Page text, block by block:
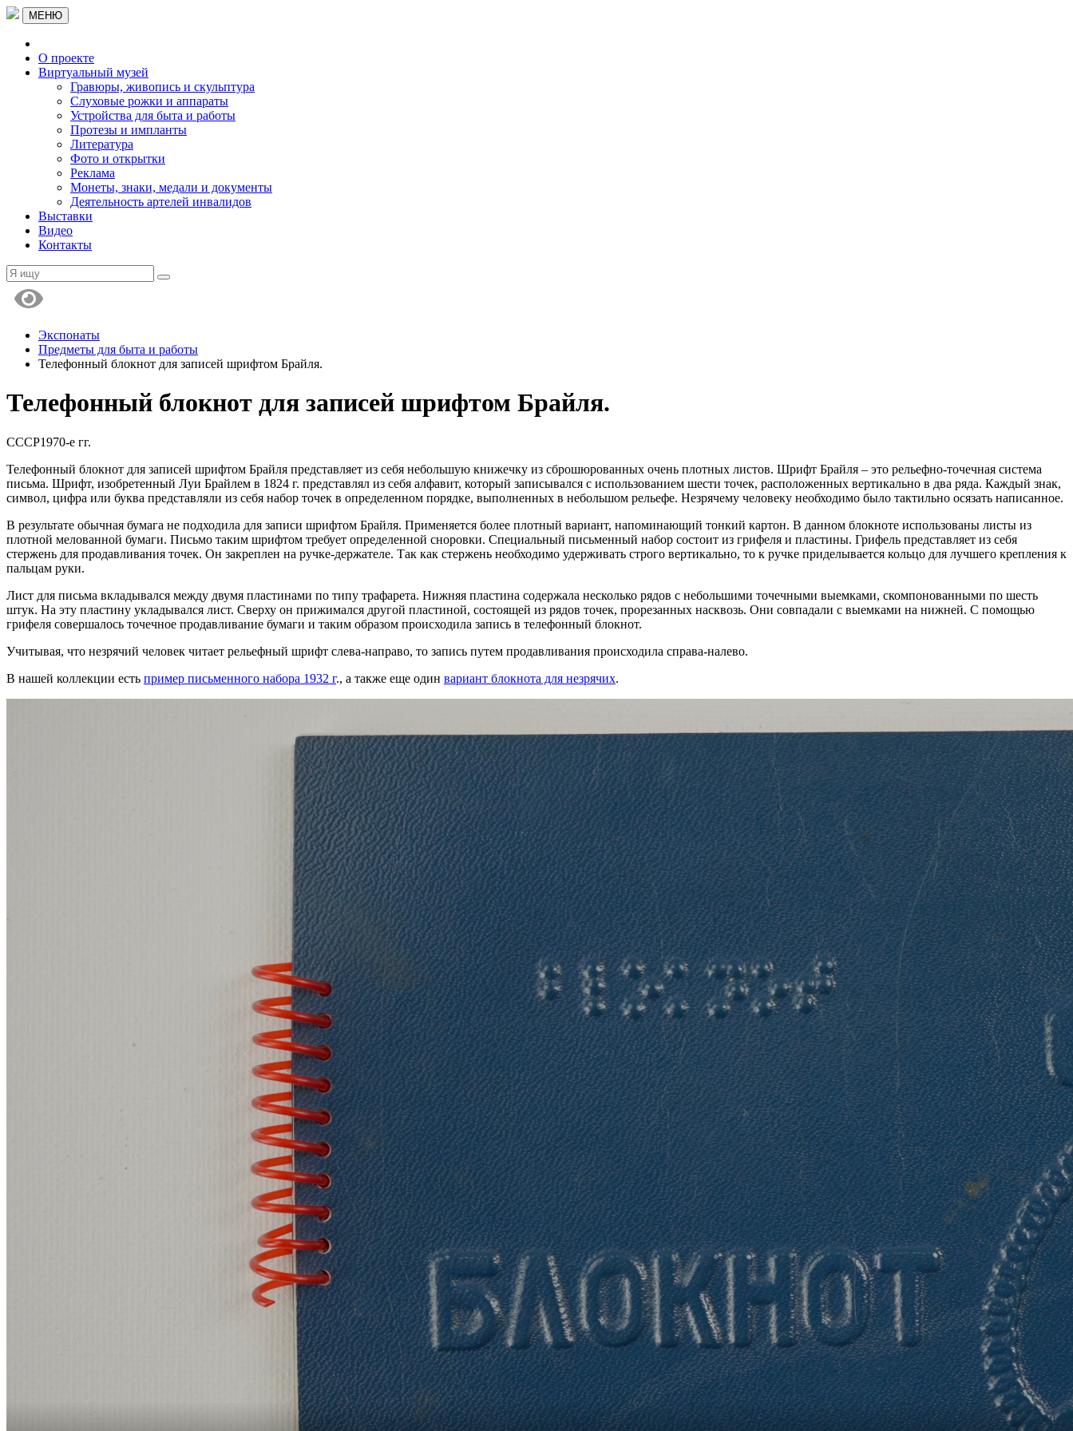
МЕНЮ
О проекте
Виртуальный музей
Гравюры, живопись и скульптура
Слуховые рожки и аппараты
Устройства для быта и работы
Протезы и импланты
Литература
Фото и открытки
Реклама
Монеты, знаки, медали и документы
Деятельность артелей инвалидов
Выставки
Видео
Контакты
Экспонаты
Предметы для быта и работы
Телефонный блокнот для записей шрифтом Брайля.
Телефонный блокнот для записей шрифтом Брайля.
СССР1970-е гг.
Телефонный блокнот для записей шрифтом Брайля представляет из себя небольшую книжечку из сброшюрованных очень плотных листов. Шрифт Брайля – это рельефно-точечная система
письма. Шрифт, изобретенный Луи Брайлем в 1824 г. представлял из себя алфавит, который записывался с использованием шести точек, расположенных вертикально в два ряда. Каждый знак,
символ, цифра или буква представляли из себя набор точек в определенном порядке, выполненных в небольшом рельефе. Незрячему человеку необходимо было тактильно осязать написанное.
В результате обычная бумага не подходила для записи шрифтом Брайля. Применяется более плотный вариант, напоминающий тонкий картон. В данном блокноте использованы листы из
плотной мелованной бумаги. Письмо таким шрифтом требует определенной сноровки. Специальный письменный набор состоит из грифеля и пластины. Грифель представляет из себя
стержень для продавливания точек. Он закреплен на ручке-держателе. Так как стержень необходимо удерживать строго вертикально, то к ручке приделывается кольцо для лучшего крепления к
пальцам руки.
Лист для письма вкладывался между двумя пластинами по типу трафарета. Нижняя пластина содержала несколько рядов с небольшими точечными выемками, скомпонованными по шесть
штук. На эту пластину укладывался лист. Сверху он прижимался другой пластиной, состоящей из рядов точек, прорезанных насквозь. Они совпадали с выемками на нижней. С помощью
грифеля совершалось точечное продавливание бумаги и таким образом происходила запись в телефонный блокнот.
Учитывая, что незрячий человек читает рельефный шрифт слева-направо, то запись путем продавливания происходила справа-налево.
В нашей коллекции есть пример письменного набора 1932 г., а также еще один вариант блокнота для незрячих.